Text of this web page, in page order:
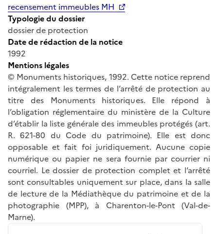
recensement immeubles MH
Typologie du dossier
dossier de protection
Date de rédaction de la notice
1992
Mentions légales
© Monuments historiques, 1992. Cette notice reprend
intégralement les termes de l’arrêté de protection au
titre des Monuments historiques. Elle répond à
l’obligation réglementaire du ministère de la Culture
d’établir la liste générale des immeubles protégés (art.
R. 621-80 du Code du patrimoine). Elle est donc
opposable et fait foi juridiquement. Aucune copie
numérique ou papier ne sera fournie par courrier ni
courriel. Le dossier de protection complet et l’arrêté
sont consultables uniquement sur place, dans la salle
de lecture de la Médiathèque du patrimoine et de la
photographie (MPP), à Charenton-le-Pont (Val-de-
Marne).